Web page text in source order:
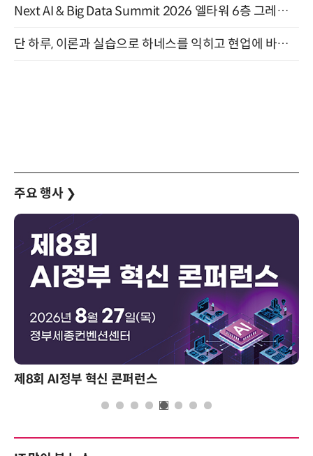
Next AI & Big Data Summit 2026 엘타워 6층 그레이스홀 개최 (9/18)
단 하루, 이론과 실습으로 하네스를 익히고 현업에 바로 쓰는 핸즈온 워크숍 (8/20)
주요 행사 ❯
제8회 AI정부 혁신 콘퍼런스